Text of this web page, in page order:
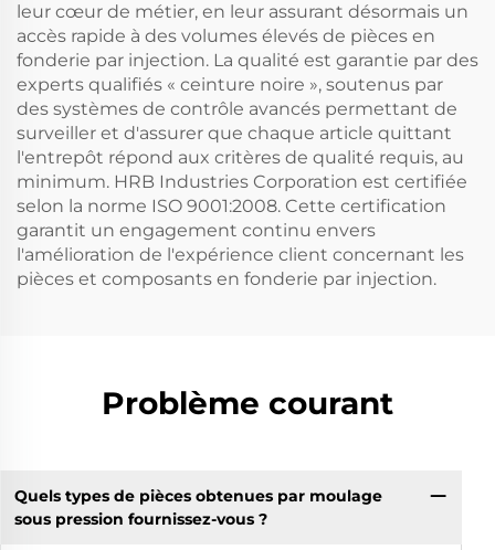
leur cœur de métier, en leur assurant désormais un
accès rapide à des volumes élevés de pièces en
fonderie par injection. La qualité est garantie par des
experts qualifiés « ceinture noire », soutenus par
des systèmes de contrôle avancés permettant de
surveiller et d'assurer que chaque article quittant
l'entrepôt répond aux critères de qualité requis, au
minimum. HRB Industries Corporation est certifiée
selon la norme ISO 9001:2008. Cette certification
garantit un engagement continu envers
l'amélioration de l'expérience client concernant les
pièces et composants en fonderie par injection.
Problème courant
Quels types de pièces obtenues par moulage
sous pression fournissez-vous ?